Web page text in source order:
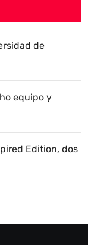
de
equipo y
Edition, dos